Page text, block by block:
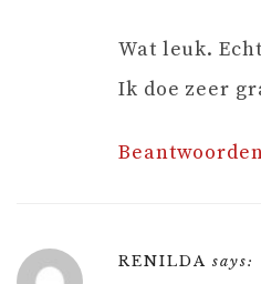
Wat leuk.
Ik doe zeer
RENILDA says: